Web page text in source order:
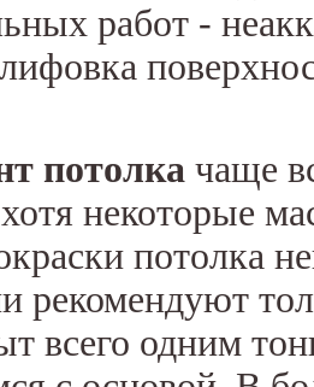
работ -
потолка чаще
некоторые
потолка
рекомендуют
всего одним